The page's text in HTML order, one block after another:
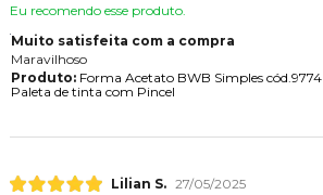
Eu recomendo esse produto.
Muito satisfeita com a compra
Maravilhoso
Produto:Forma Acetato BWB Simples cód.9774
Paleta de tinta com Pincel
Lilian S. 27/05/2025